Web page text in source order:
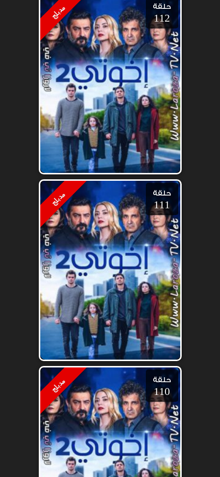
مدبلج حلقة
112
مدبلج حلقة
111
مدبلج حلقة
110